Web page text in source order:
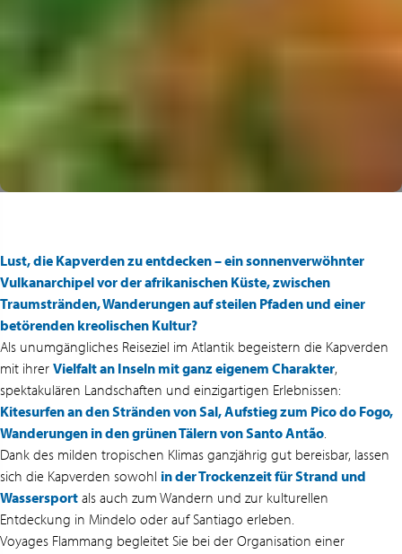
Lust, die Kapverden zu entdecken – ein sonnenverwöhnter
Vulkanarchipel vor der afrikanischen Küste, zwischen
Traumstränden, Wanderungen auf steilen Pfaden und einer
betörenden kreolischen Kultur?
Als unumgängliches Reiseziel im Atlantik begeistern die Kapverden
mit ihrer Vielfalt an Inseln mit ganz eigenem Charakter,
spektakulären Landschaften und einzigartigen Erlebnissen:
Kitesurfen an den Stränden von Sal, Aufstieg zum Pico do Fogo,
Wanderungen in den grünen Tälern von Santo Antão
Dank des milden tropischen Klimas ganzjährig gut bereisbar, lassen
sich die Kapverden sowohl in der Trockenzeit für Strand und
Wassersport als auch zum Wandern und zur kulturellen
Entdeckung in Mindelo oder auf Santiago erleben.
Voyages Flammang begleitet Sie bei der Organisation einer